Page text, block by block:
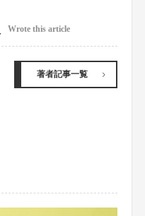
Wrote this article
著者記事一覧